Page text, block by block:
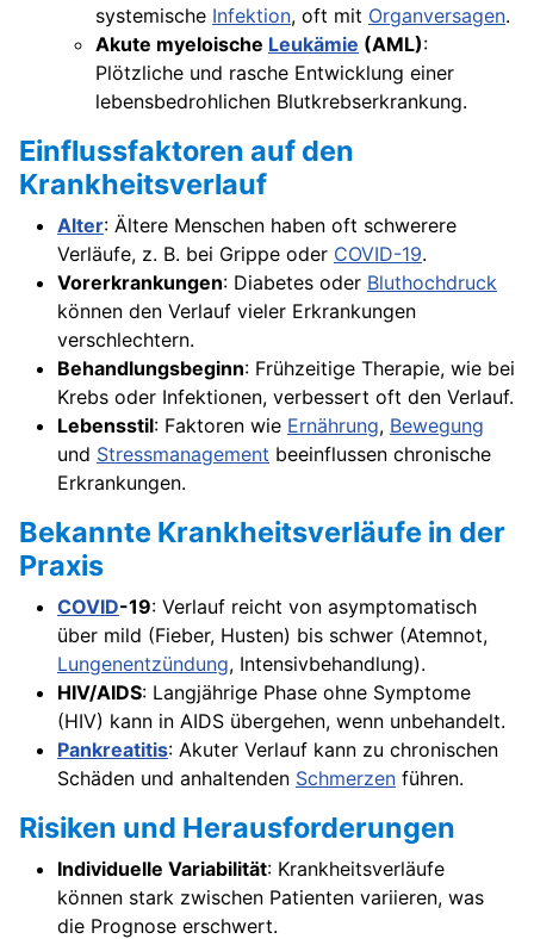
systemische Infektion, oft mit Organversagen.
Akute myeloische Leukämie (AML):
Plötzliche und rasche Entwicklung einer
lebensbedrohlichen Blutkrebserkrankung.
Einflussfaktoren auf den
Krankheitsverlauf
Alter: Ältere Menschen haben oft schwerere
Verläufe, z. B. bei Grippe oder COVID-19.
Vorerkrankungen: Diabetes oder Bluthochdruck
können den Verlauf vieler Erkrankungen
verschlechtern.
Behandlungsbeginn: Frühzeitige Therapie, wie bei
Krebs oder Infektionen, verbessert oft den Verlauf.
Lebensstil: Faktoren wie Ernährung, Bewegung
und Stressmanagement beeinflussen chronische
Erkrankungen.
Bekannte Krankheitsverläufe in der
Praxis
COVID-19: Verlauf reicht von asymptomatisch
über mild (Fieber, Husten) bis schwer (Atemnot,
Lungenentzündung, Intensivbehandlung).
HIV/AIDS: Langjährige Phase ohne Symptome
(HIV) kann in AIDS übergehen, wenn unbehandelt.
Pankreatitis: Akuter Verlauf kann zu chronischen
Schäden und anhaltenden Schmerzen führen.
Risiken und Herausforderungen
Individuelle Variabilität: Krankheitsverläufe
können stark zwischen Patienten variieren, was
die Prognose erschwert.